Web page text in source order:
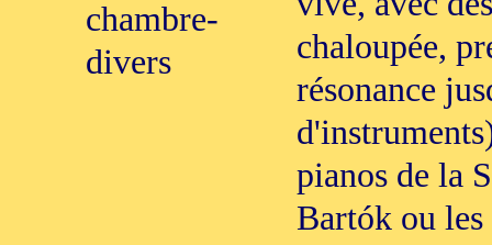
chambre-
divers
chaloupée,
résonance
pianos de la
Bartók ou